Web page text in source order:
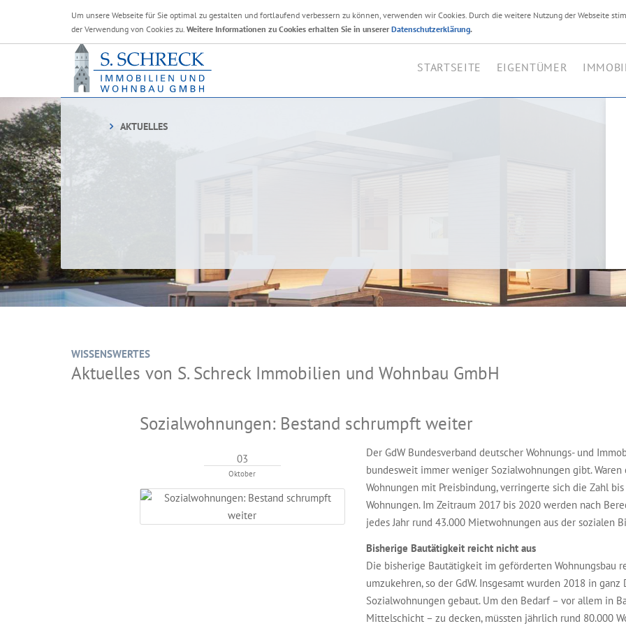
Ihr Immobilienmakler
STARTSEITE EIGENTÜMER
AKTUELLES
WISSENSWERTES
Aktuelles von S. Schreck Immobilien und Wohnbau GmbH
Sozialwohnungen: Bestand schrumpft weiter
03
Oktober
Der GdW Bundesverband deutscher Wohnungs- und
bundesweit immer weniger Sozialwohnungen gibt. Waren
Wohnungen mit Preisbindung, verringerte sich die Zahl
Wohnungen. Im Zeitraum 2017 bis 2020 werden nach
jedes Jahr rund 43.000 Mietwohnungen aus der sozialen
Bisherige Bautätigkeit reicht nicht aus
Die bisherige Bautätigkeit im geförderten Wohnungsbau
umzukehren, so der GdW. Insgesamt wurden 2018 in
Sozialwohnungen gebaut. Um den Bedarf – vor allem in
Mittelschicht – zu decken, müssten jährlich rund 80.000
Um unsere Webseite für Sie optimal zu gestalten und fortlaufend verbessern zu können, verwenden wir Cookies. Durch die weitere Nutzung der Webseite
der Verwendung von Cookies zu. Weitere Informationen zu Cookies erhalten Sie in unserer Datenschutzerklärung.